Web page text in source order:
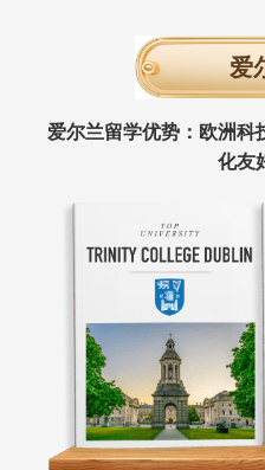
爱
爱尔兰留学优势：欧洲科
化友